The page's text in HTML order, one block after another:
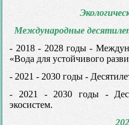
Международные
- 2018 - 2028 годы -
«Вода для устойчивого
- 2021 - 2030 годы -
- 2021 - 2030 годы -
экосистем.